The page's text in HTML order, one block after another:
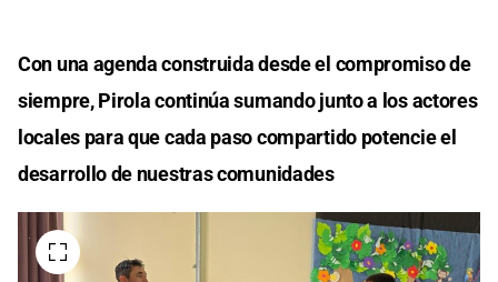
Con una agenda construida desde el compromiso de
siempre, Pirola continúa sumando junto a los actores
locales para que cada paso compartido potencie el
desarrollo de nuestras comunidades